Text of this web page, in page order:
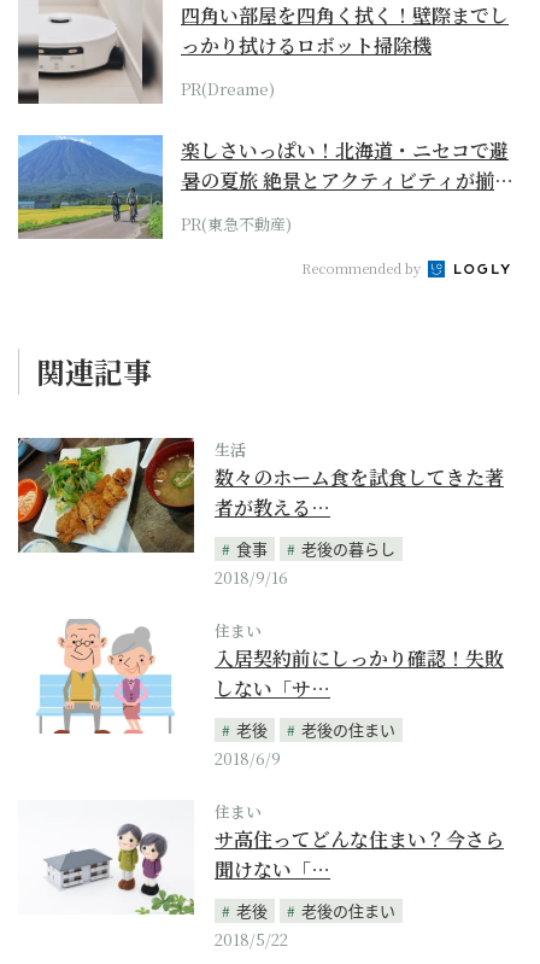
四角い部屋を四角く拭く！壁際までし
っかり拭けるロボット掃除機
PR(Dreame)
楽しさいっぱい！北海道・ニセコで避
暑の夏旅 絶景とアクティビティが揃う
「ニセコ東...
PR(東急不動産)
Recommended by
関連記事
生活
数々のホーム食を試食してきた著
者が教える…
食事
老後の暮らし
2018/9/16
住まい
入居契約前にしっかり確認！失敗
しない「サ…
老後
老後の住まい
2018/6/9
住まい
サ高住ってどんな住まい？今さら
聞けない「…
老後
老後の住まい
2018/5/22